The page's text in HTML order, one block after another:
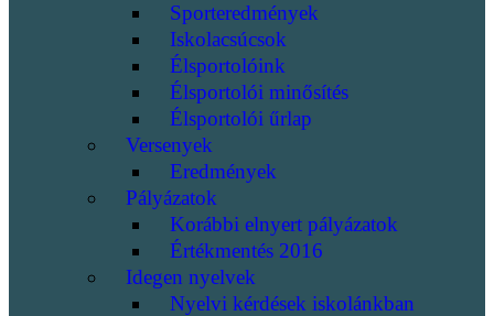
Sporteredmények
Iskolacsúcsok
Élsportolóink
Élsportolói minősítés
Élsportolói űrlap
Versenyek
Eredmények
Pályázatok
Korábbi elnyert pályázatok
Értékmentés 2016
Idegen nyelvek
Nyelvi kérdések iskolánkban